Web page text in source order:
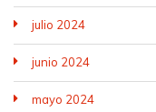
julio 2024
junio 2024
mayo 2024